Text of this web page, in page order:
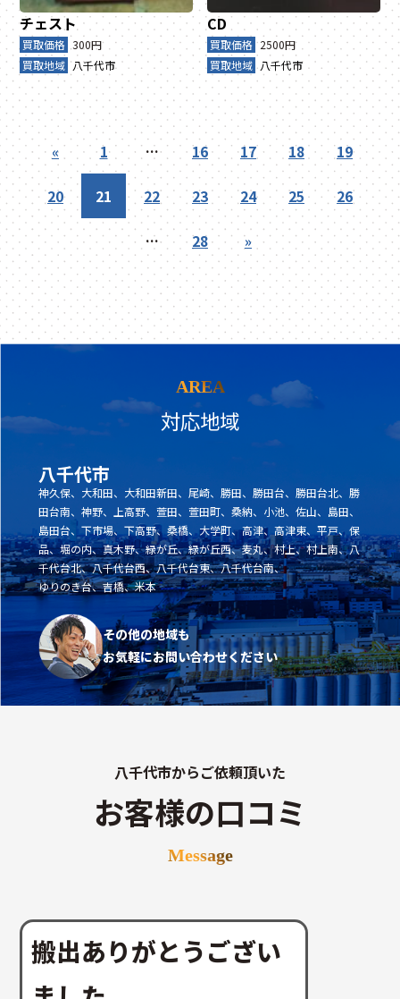
チェスト
買取価格 300円
買取地域 八千代市
CD
買取価格 2500円
買取地域 八千代市
« 1 … 16 17 18 19
20 21 22 23 24 25 26
… 28 »
AREA
対応地域
八千代市
神久保、大和田、大和田新田、尾崎、勝田、勝田台、勝田台北、勝
田台南、神野、上高野、萱田、萱田町、桑納、小池、佐山、島田、
島田台、下市場、下高野、桑橋、大学町、高津、高津東、平戸、保
品、堀の内、真木野、緑が丘、緑が丘西、麦丸、村上、村上南、八
千代台北、八千代台西、八千代台東、八千代台南、
ゆりのき台、吉橋、米本
その他の地域も
お気軽にお問い合わせください
八千代市からご依頼頂いた
お客様の口コミ
Message
搬出ありがとうござい